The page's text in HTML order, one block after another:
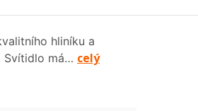
hliníku a
Svítidlo má… celý